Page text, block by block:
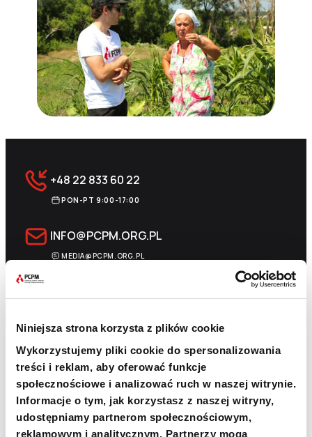
Niniejsza strona korzysta z plików cookie
Wykorzystujemy pliki cookie do spersonalizowania
treści i reklam, aby oferować funkcje
społecznościowe i analizować ruch w naszej witrynie.
Informacje o tym, jak korzystasz z naszej witryny,
udostępniamy partnerom społecznościowym,
reklamowym i analitycznym. Partnerzy mogą
+48 22 833 60 22
PON-PT 9:00-17:00
INFO@PCPM.ORG.PL
MEDIA@PCPM.ORG.PL
18 1140 1010 0000 5228 6800 1001
SKOPIUJ NUMER KONTA WIĘCEJ